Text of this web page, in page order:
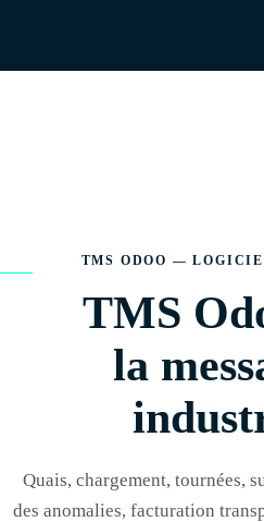
TMS ODOO —
TMS
la
Quais, chargement, tournées,
des anomalies, facturation